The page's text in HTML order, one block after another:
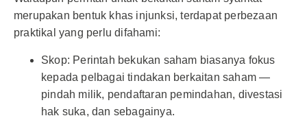
merupakan bentuk khas injunksi, terdapat perbezaan
praktikal yang perlu difahami:
Skop: Perintah bekukan saham biasanya fokus
kepada pelbagai tindakan berkaitan saham —
pindah milik, pendaftaran pemindahan, divestasi
hak suka, dan sebagainya.